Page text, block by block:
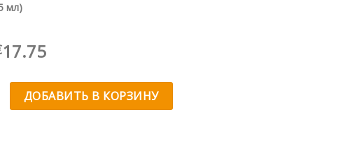
мл)
€18.68.
17.75Текущая
€17.75.
Chela-Mag B6® Cramp Shot
ДОБАВИТЬ В КОРЗИНУ